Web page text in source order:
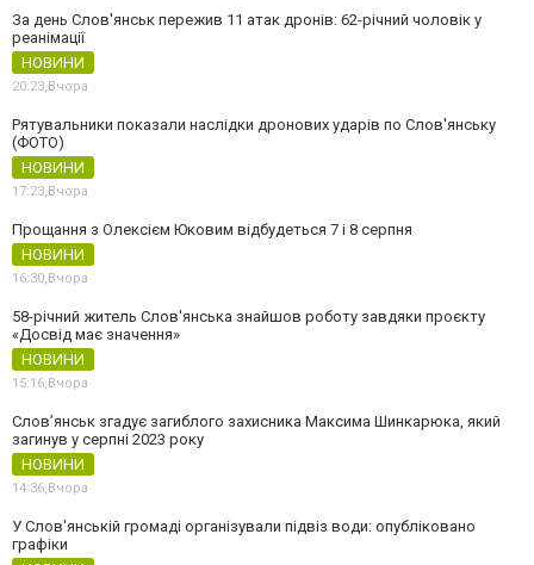
За день Слов'янськ пережив 11 атак дронів: 62-річний чоловік у
реанімації
НОВИНИ
20:23,Вчора
Рятувальники показали наслідки дронових ударів по Слов'янську
(ФОТО)
НОВИНИ
17:23,Вчора
Прощання з Олексієм Юковим відбудеться 7 і 8 серпня
НОВИНИ
16:30,Вчора
58-річний житель Слов'янська знайшов роботу завдяки проєкту
«Досвід має значення»
НОВИНИ
15:16,Вчора
Слов’янськ згадує загиблого захисника Максима Шинкарюка, який
загинув у серпні 2023 року
НОВИНИ
14:36,Вчора
У Слов'янській громаді організували підвіз води: опубліковано
графіки